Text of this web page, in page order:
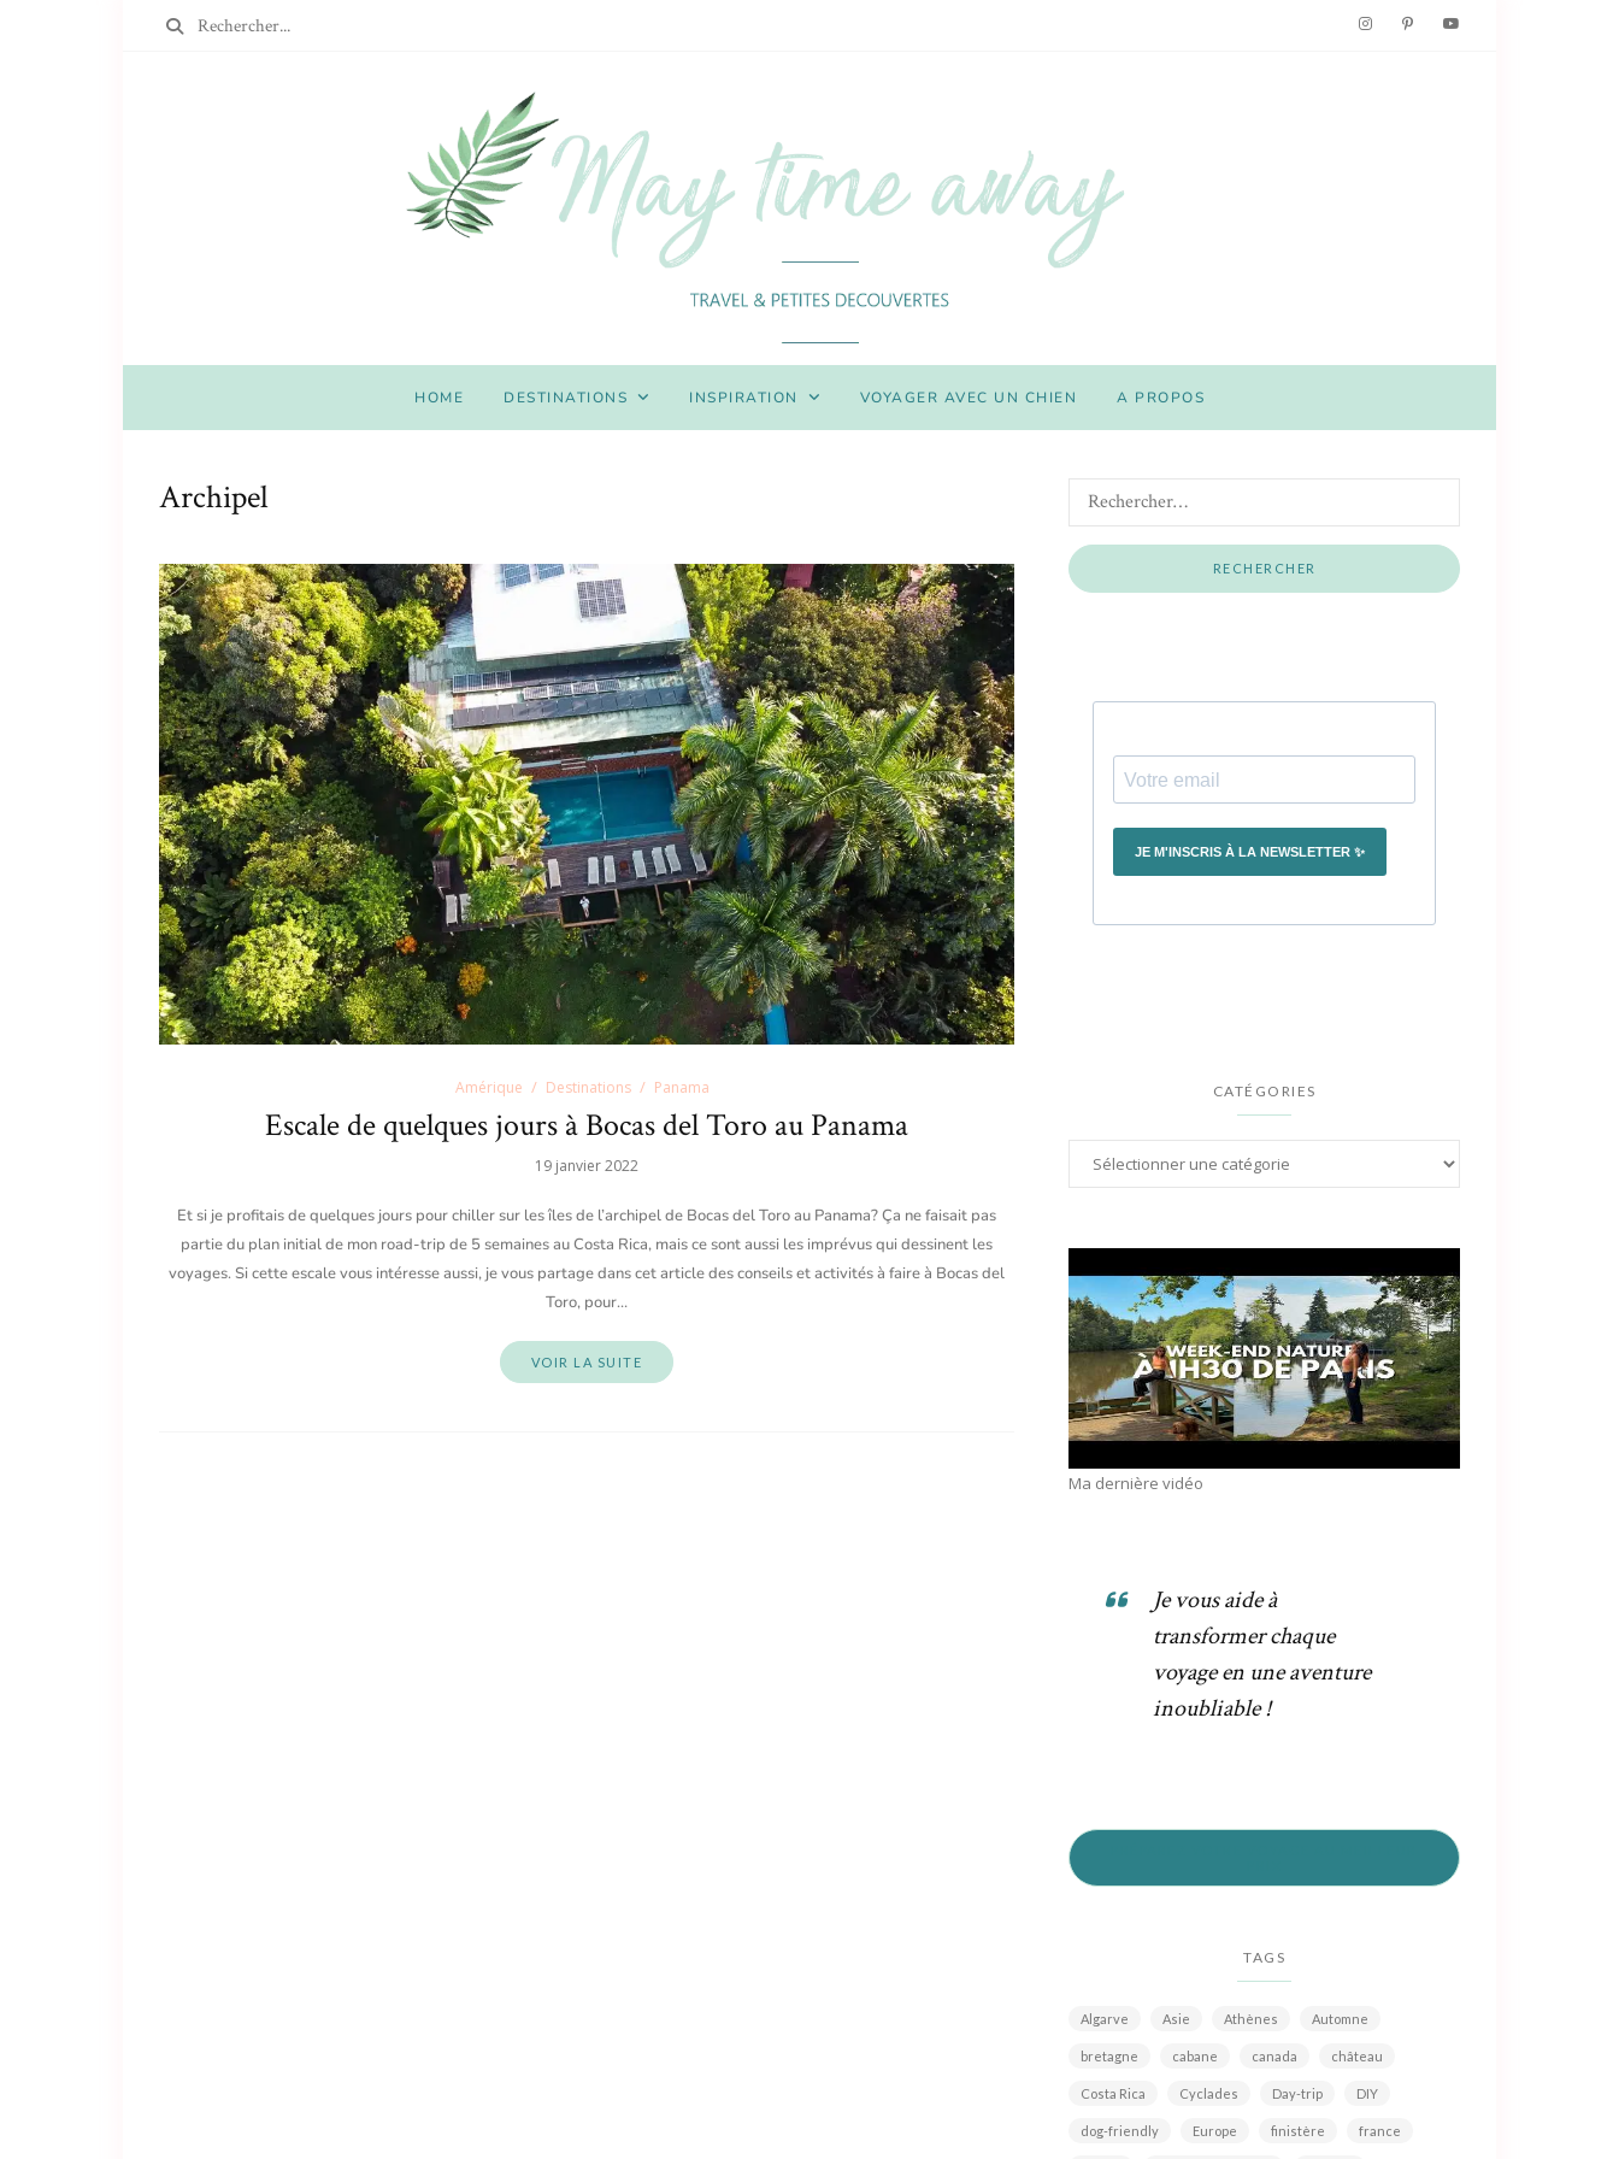
HOME DESTINATIONS INSPIRATION VOYAGER AVEC UN CHIEN A PROPOS
Archipel
Amérique Destinations Panama
Escale de quelques jours à Bocas del Toro au Panama
19 janvier 2022
Et si je profitais de quelques jours pour chiller sur les îles de l’archipel de Bocas del Toro au Panama? Ça ne faisait pas
partie du plan initial de mon road-trip de 5 semaines au Costa Rica, mais ce sont aussi les imprévus qui dessinent les
voyages. Si cette escale vous intéresse aussi, je vous partage dans cet article des conseils et activités à faire à Bocas del
Toro, pour…
VOIR LA SUITE
CATÉGORIES
Ma dernière vidéo
Je vous aide à
transformer chaque
voyage en une aventure
inoubliable !
TAGS
Algarve Asie Athènes Automne
bretagne cabane canada château
Costa Rica Cyclades Day-trip DIY
dog-friendly Europe finistère france